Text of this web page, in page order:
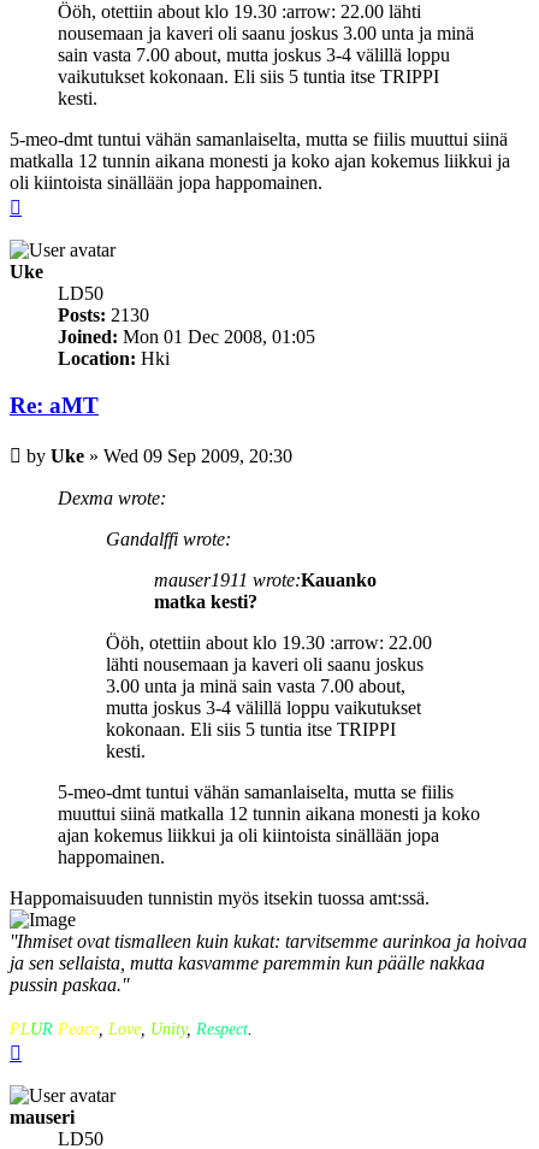
Ööh, otettiin about klo 19.30 :arrow: 22.00 lähti
nousemaan ja kaveri oli saanu joskus 3.00 unta ja minä
sain vasta 7.00 about, mutta joskus 3-4 välillä loppu
vaikutukset kokonaan. Eli siis 5 tuntia itse TRIPPI
kesti.
5-meo-dmt tuntui vähän samanlaiselta, mutta se fiilis muuttui siinä
matkalla 12 tunnin aikana monesti ja koko ajan kokemus liikkui ja
oli kiintoista sinällään jopa happomainen.
Uke
LD50
Posts: 2130
Joined: Mon 01 Dec 2008, 01:05
Location: Hki
Re: aMT
Post
by Uke » Wed 09 Sep 2009, 20:30
Dexma wrote:
Gandalffi wrote:
mauser1911 wrote:Kauanko
matka kesti?
Ööh, otettiin about klo 19.30 :arrow: 22.00
lähti nousemaan ja kaveri oli saanu joskus
3.00 unta ja minä sain vasta 7.00 about,
mutta joskus 3-4 välillä loppu vaikutukset
kokonaan. Eli siis 5 tuntia itse TRIPPI
kesti.
5-meo-dmt tuntui vähän samanlaiselta, mutta se fiilis
muuttui siinä matkalla 12 tunnin aikana monesti ja koko
ajan kokemus liikkui ja oli kiintoista sinällään jopa
happomainen.
Happomaisuuden tunnistin myös itsekin tuossa amt:ssä.
''Ihmiset ovat tismalleen kuin kukat: tarvitsemme aurinkoa ja hoivaa
ja sen sellaista, mutta kasvamme paremmin kun päälle nakkaa
pussin paskaa.''
PLUR Peace Love Unity, Respect
mauseri
LD50